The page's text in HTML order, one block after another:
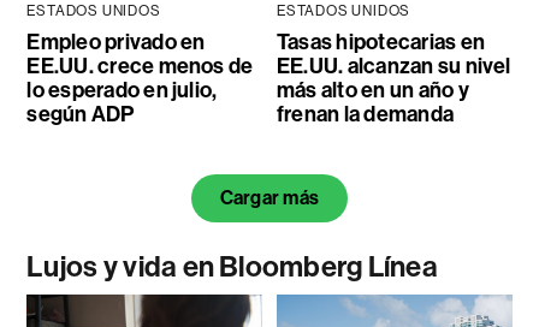
ESTADOS UNIDOS
Empleo privado en
EE.UU. crece menos de
lo esperado en julio,
según ADP
ESTADOS UNIDOS
Tasas hipotecarias en
EE.UU. alcanzan su nivel
más alto en un año y
frenan la demanda
Cargar más
Lujos y vida en Bloomberg Línea